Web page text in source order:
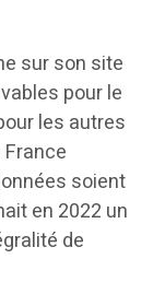
sur son site
pour le
les autres
soient
en 2022 un
de